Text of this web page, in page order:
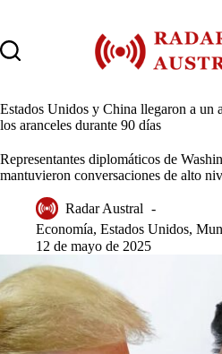
contenido
Estados Unidos y China llegaron a un
los aranceles durante 90 días
Representantes diplomáticos de
mantuvieron conversaciones de alto
Radar Austral
Economía, Estados Unidos,
12 de mayo de 2025